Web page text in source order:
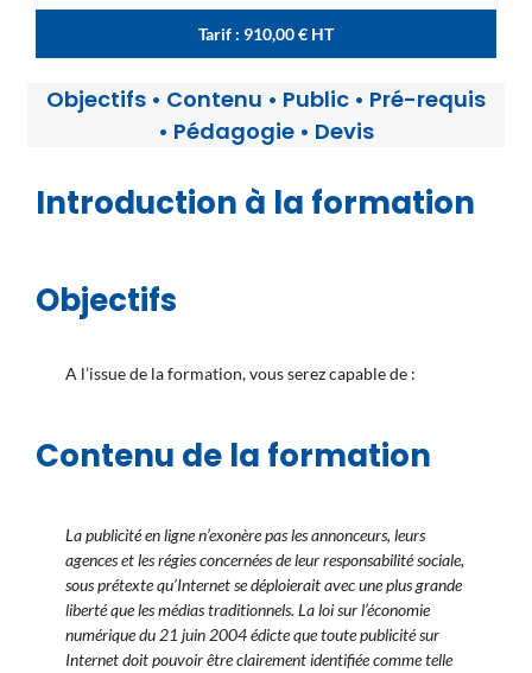
Tarif : 910,00€ HT
Objectifs • Contenu • Public • Pré-requis
• Pédagogie • Devis
Introduction à la formation
Objectifs
A l’issue de la formation, vous serez capable de :
Contenu de la formation
La publicité en ligne n’exonère pas les annonceurs, leurs
agences et les régies concernées de leur responsabilité sociale,
sous prétexte qu’Internet se déploierait avec une plus grande
liberté que les médias traditionnels. La loi sur l’économie
numérique du 21 juin 2004 édicte que toute publicité sur
Internet doit pouvoir être clairement identifiée comme telle